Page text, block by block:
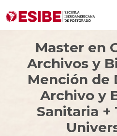
Master en
Archivos y
Mención de
Archivo y
Sanitaria